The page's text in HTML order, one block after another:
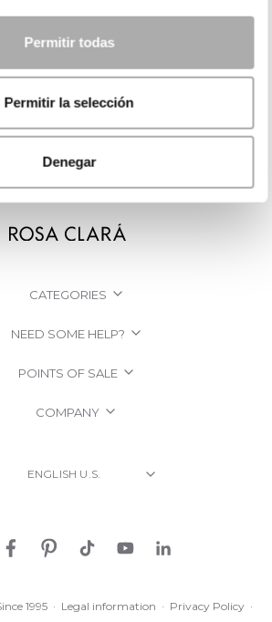
Permitir todas
Permitir la selección
Denegar
CATEGORIES
NEED SOME HELP?
POINTS OF SALE
COMPANY
1995 · Legal information · Privacy Policy ·